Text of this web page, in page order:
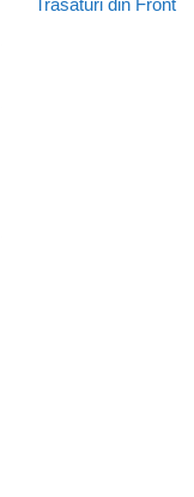
Trăsături din Front